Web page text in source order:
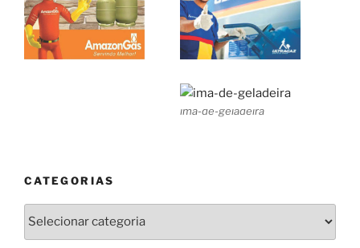
ima-de-geladeira
CATEGORIAS
Categorias